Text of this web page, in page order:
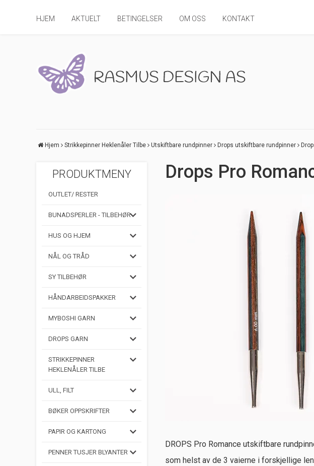
HJEM AKTUELT BETINGELSER OM OSS KONTAKT
Hjem Strikkepinner Heklenåler Tilbe Utskiftbare rundpinner Drops utskiftbare rundpinner
PRODUKTMENY
OUTLET/ RESTER
BUNADSPERLER - TILBEHØR
HUS OG HJEM
NÅL OG TRÅD
SY TILBEHØR
HÅNDARBEIDSPAKKER
MYBOSHI GARN
DROPS GARN
STRIKKEPINNER
HEKLENÅLER TILBE
ULL, FILT
BØKER OPPSKRIFTER
PAPIR OG KARTONG
PENNER TUSJER BLYANTER
Drops Pro
DROPS Pro Romance utskiftbare
som helst av de 3 vaierne i forskjellige